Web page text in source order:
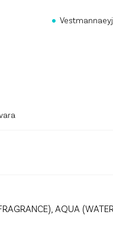
•
AQUA